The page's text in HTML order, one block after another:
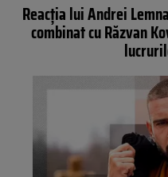
Reacția lui Andrei
combinat cu Răzvan